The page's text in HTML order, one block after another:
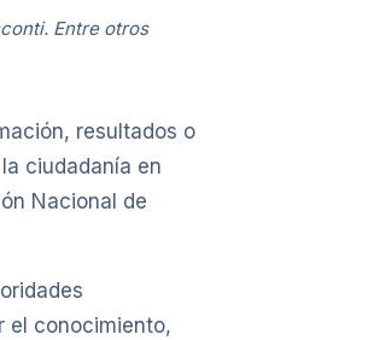
Entre otros
resultados o
ciudadanía en
Nacional de
el conocimiento,